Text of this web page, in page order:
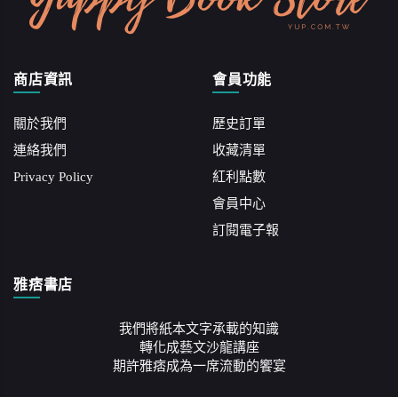
商店資訊
關於我們
連絡我們
Privacy Policy
會員功能
歷史訂單
收藏清單
紅利點數
會員中心
訂閱電子報
雅痞書店
我們將紙本文字承載的知識
轉化成藝文沙龍講座
期許雅痞成為一席流動的饗宴